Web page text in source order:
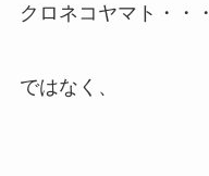
クロネコヤマト・・・
ではなく、